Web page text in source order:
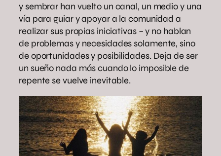
y sembrar han vuelto un canal, un medio y una
vía para guiar y apoyar a la comunidad a
realizar sus propias iniciativas – y no hablan
de problemas y necesidades solamente, sino
de oportunidades y posibilidades. Deja de ser
un sueño nada más cuando lo imposible de
repente se vuelve inevitable.